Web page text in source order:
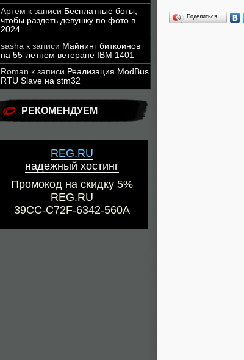
Артем к записи Бесплатные боты,
чтобы раздеть девушку по фото в
2024
sasha к записи Майнинг биткоинов
на 55-летнем ветеране IBM 1401
Roman к записи Реализация ModBus
RTU Slave на stm32
РЕКОМЕНДУЕМ
REG.RU
надежный хостинг
Промокод на скидку 5%
REG.RU
39CC-C72F-6342-560A
Поделиться…